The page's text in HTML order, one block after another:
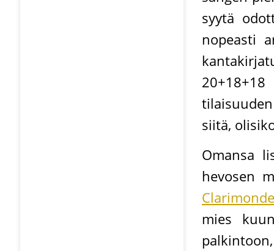
syytä
nopeasti
siitä,
Omansa
hevosen
mies